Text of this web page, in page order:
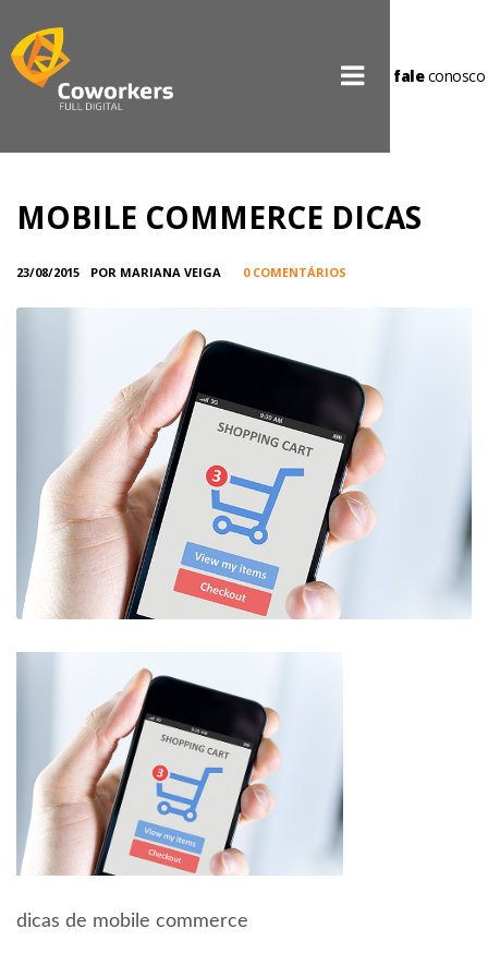
faleconosco
MOBILE COMMERCE DICAS
23/08/2015 POR MARIANA VEIGA 0 COMENTÁRIOS
dicas de mobile commerce